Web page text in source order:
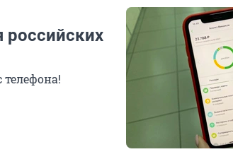
российских
телефона!